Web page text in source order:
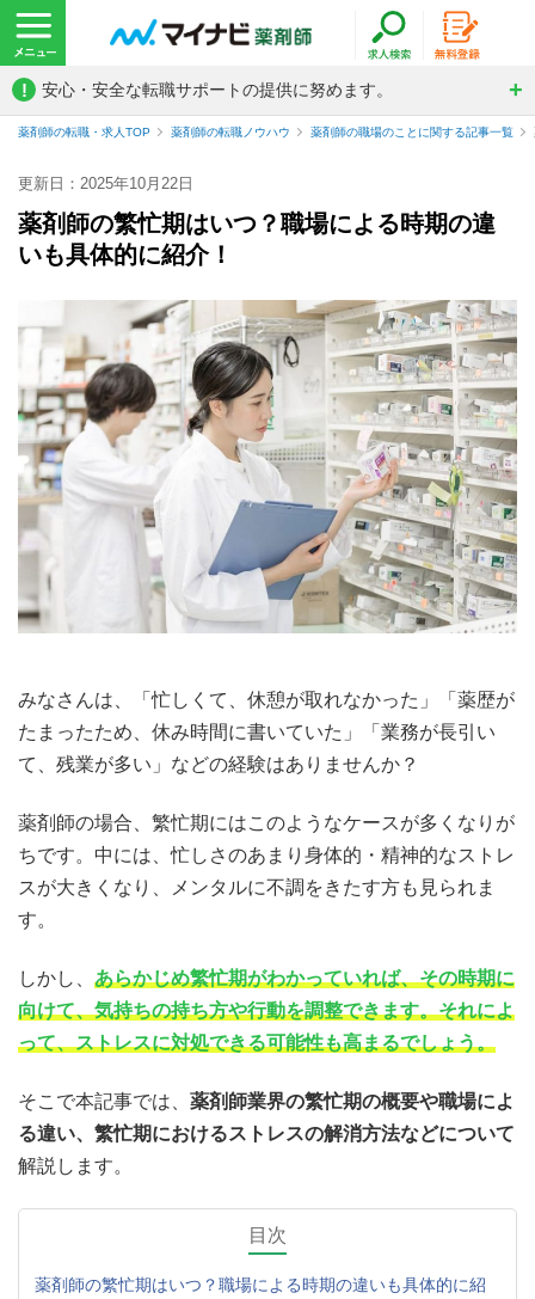
! 安心・安全な転職サポートの提供に努めます。
薬剤師の転職・求人TOP 薬剤師の転職ノウハウ 薬剤師の職場のことに関する記事一覧
更新日：2025年10月22日
薬剤師の繁忙期はいつ？職場による時期の違
いも具体的に紹介！
みなさんは、「忙しくて、休憩が取れなかった」「薬歴が
たまったため、休み時間に書いていた」「業務が長引い
て、残業が多い」などの経験はありませんか？
薬剤師の場合、繁忙期にはこのようなケースが多くなりが
ちです。中には、忙しさのあまり身体的・精神的なストレ
スが大きくなり、メンタルに不調をきたす方も見られま
す。
しかし、 あらかじめ繁忙期がわかっていれば、その時期に
向けて、気持ちの持ち方や行動を調整できます。それによ
って、ストレスに対処できる可能性も高まるでしょう。
そこで本記事では、 薬剤師業界の繁忙期の概要や職場によ
る違い、繁忙期におけるストレスの解消方法などについて
解説します。
目次
薬剤師の繁忙期はいつ？職場による時期の違いも具体的に紹